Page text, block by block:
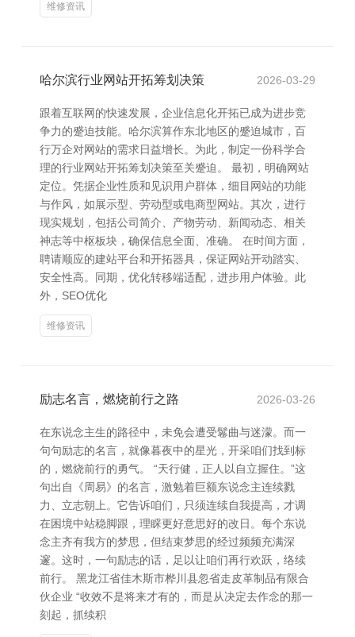
维修资讯
哈尔滨行业网站开拓筹划决策 2026-03-29
跟着互联网的快速发展，企业信息化开拓已成为进步竞
争力的蹙迫技能。哈尔滨算作东北地区的蹙迫城市，百
行万企对网站的需求日益增长。为此，制定一份科学合
理的行业网站开拓筹划决策至关蹙迫。 最初，明确网站
定位。凭据企业性质和见识用户群体，细目网站的功能
与作风，如展示型、劳动型或电商型网站。其次，进行
现实规划，包括公司简介、产物劳动、新闻动态、相关
神志等中枢板块，确保信息全面、准确。 在时间方面，
聘请顺应的建站平台和开拓器具，保证网站开动踏实、
安全性高。同期，优化转移端适配，进步用户体验。此
外，SEO优化
维修资讯
励志名言，燃烧前行之路 2026-03-26
在东说念主生的路径中，未免会遭受鬈曲与迷濛。而一
句句励志的名言，就像暮夜中的星光，开采咱们找到标
的，燃烧前行的勇气。 “天行健，正人以自立握住。”这
句出自《周易》的名言，激勉着巨额东说念主连续戮
力、立志朝上。它告诉咱们，只须连续自我提高，才调
在困境中站稳脚跟，理睬更好意思好的改日。每个东说
念主齐有我方的梦思，但结束梦思的经过频频充满深
邃。这时，一句励志的话，足以让咱们再行欢跃，络续
前行。 黑龙江省佳木斯市桦川县忽省走皮革制品有限合
伙企业 “收效不是将来才有的，而是从决定去作念的那一
刻起，抓续积